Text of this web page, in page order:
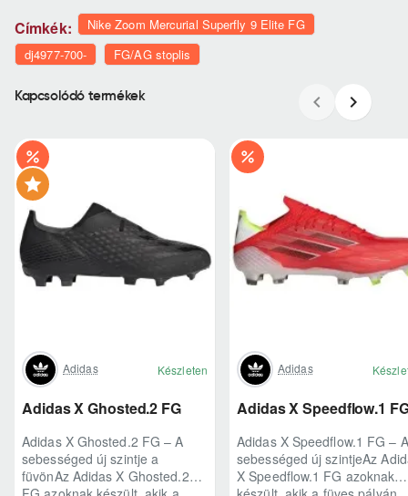
Címkék:
Nike Zoom Mercurial Superfly 9 Elite FG
dj4977-700-
FG/AG stoplis
Kapcsolódó termékek
Adidas Készleten
Adidas X Ghosted.2 FG
Adidas X Ghosted.2 FG – A
sebességed új szintje a
füvönAz Adidas X Ghosted.2
Adidas
Adidas X Speedflow.1
Adidas X Speedflow.1 FG – A
sebességed új szintjeAz
X Speedflow.1 FG azoknak